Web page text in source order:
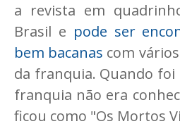
a revista em
Brasil e pode ser
bem bacanas com
da franquia. Quando foi
franquia não era
ficou como "Os Mortos